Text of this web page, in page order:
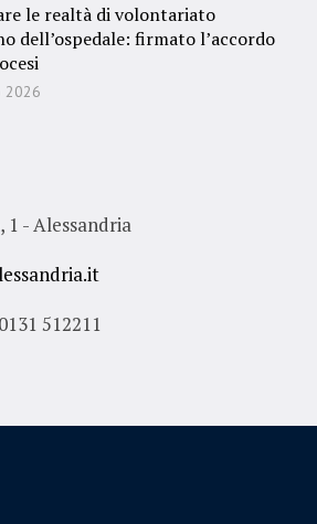
le realtà di volontariato
dell’ospedale: firmato l’accordo
2026
1 - Alessandria
512211